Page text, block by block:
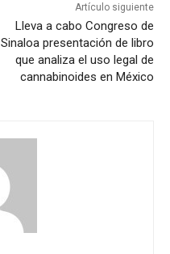
Artículo siguiente
Lleva a cabo Congreso de
Sinaloa presentación de libro
que analiza el uso legal de
cannabinoides en México